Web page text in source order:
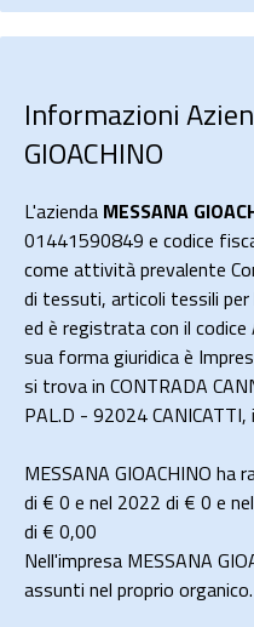
Informazioni
GIOACHINO
L'azienda MESSANA
01441590849 e codice
come attività prevalente
di tessuti, articoli tessili per
ed è registrata con il
sua forma giuridica è
si trova in CONTRADA
PAL.D - 92024 CANICATTI,
MESSANA GIOACHINO
di € 0 e nel 2022 di € 0 e
di € 0,00
Nell'impresa MESSANA
assunti nel proprio organico.